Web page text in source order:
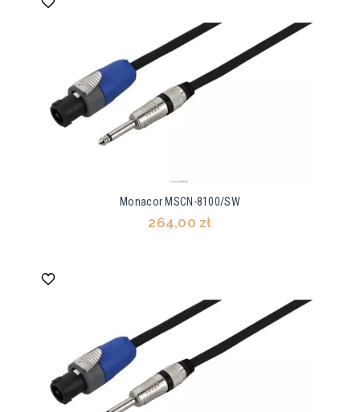
Monacor MSCN-8100/SW
264,00 zł